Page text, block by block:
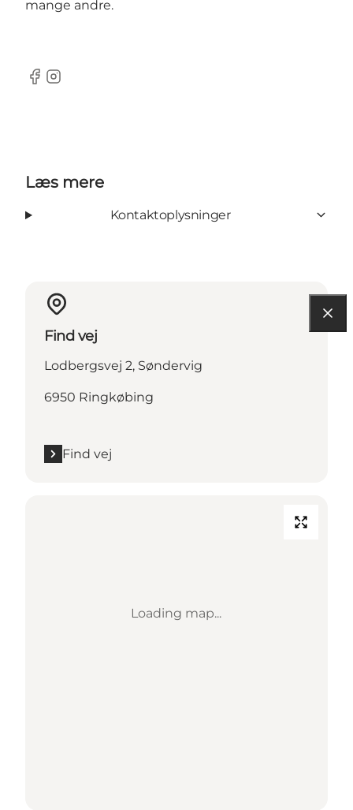
mange andre.
Facebook
Instagram
Læs mere
Kontaktoplysninger
Find vej
Lodbergsvej 2, Søndervig
6950 Ringkøbing
Find vej
Loading map...